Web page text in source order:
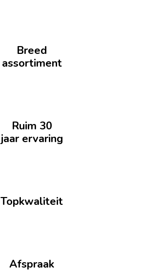
Breed
assortiment
Ruim 30
jaar ervaring
Topkwaliteit
Afspraak